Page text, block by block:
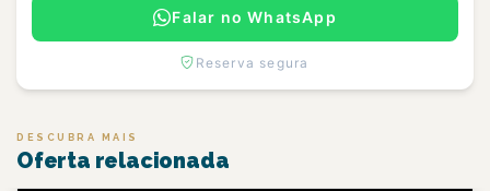
Falar no WhatsApp
Reserva segura
DESCUBRA MAIS
Oferta relacionada